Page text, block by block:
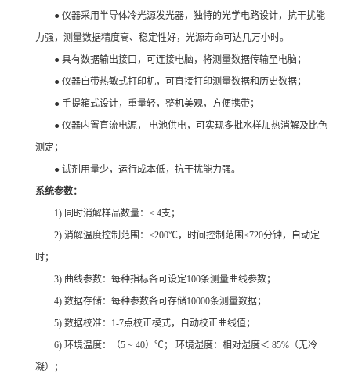
● 仪器采用半导体冷光源发光器，独特的光学电路设计，抗干扰能
力强，测量数据精度高、稳定性好，光源寿命可达几万小时。
● 具有数据输出接口，可连接电脑，将测量数据传输至电脑；
● 仪器自带热敏式打印机，可直接打印测量数据和历史数据；
● 手提箱式设计，重量轻，整机美观，方便携带；
● 仪器内置直流电源， 电池供电，可实现多批水样加热消解及比色
测定；
● 试剂用量少，运行成本低，抗干扰能力强。
系统参数：
1) 同时消解样品数量：≤ 4支；
2) 消解温度控制范围：≤200℃，时间控制范围≤720分钟，自动定
时；
3) 曲线参数：每种指标各可设定100条测量曲线参数；
4) 数据存储：每种参数各可存储10000条测量数据；
5) 数据校准：1-7点校正模式，自动校正曲线值；
6) 环境温度：（5 ~ 40）℃； 环境湿度：相对湿度＜ 85%（无冷
凝）；